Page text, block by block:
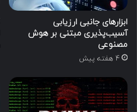
ابزارهای جانبی ارزیابی
آسیب‌پذیری مبتنی بر هوش
مصنوعی
4 هفته پیش